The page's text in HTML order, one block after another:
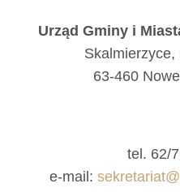
Urząd Gminy i
63-460
tel. 62/
e-mail: